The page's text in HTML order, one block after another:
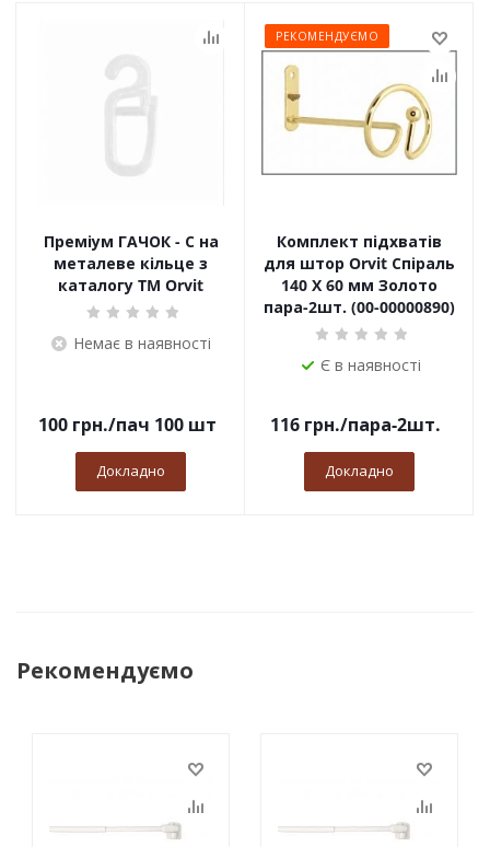
Преміум ГАЧОК - С на
металеве кільце з
каталогу TM Orvit
Немає в наявності
100грн./пач 100 шт
Докладно
РЕКОМЕНДУЄМО
Комплект підхватів
для штор Orvit Спіраль
140 Х 60 мм Золото
пара-2шт. (00-00000890)
Є в наявності
116 грн./пара-2шт.
Докладно
Рекомендуємо